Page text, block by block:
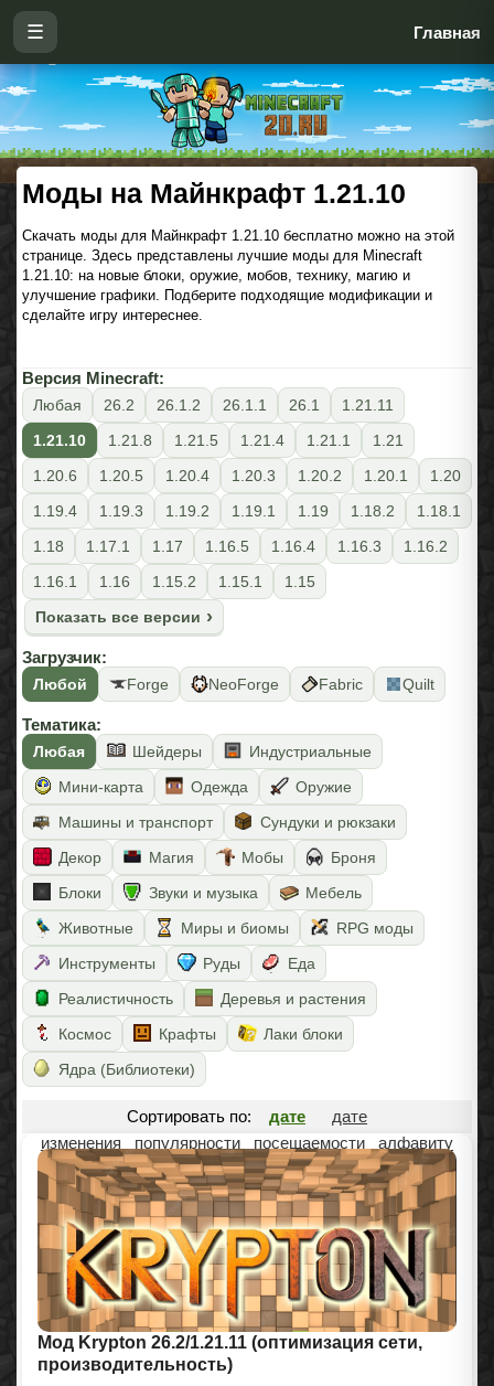
☰ Главная
Моды на Майнкрафт 1.21.10
Скачать моды для Майнкрафт 1.21.10 бесплатно можно на этой
странице. Здесь представлены лучшие моды для Minecraft
1.21.10: на новые блоки, оружие, мобов, технику, магию и
улучшение графики. Подберите подходящие модификации и
сделайте игру интереснее.
Версия Minecraft:
Любая 26.2 26.1.2 26.1.1 26.1
1.21.11
1.21.10
1.21.8 1.21.5 1.21.4 1.21.1
1.21
1.20.6
1.20.5 1.20.4 1.20.3 1.20.2 1.20.1
1.20
1.19.4
1.19.3 1.19.2 1.19.1 1.19 1.18.2
1.18.1
1.18
1.17.1 1.17 1.16.5 1.16.4 1.16.3
1.16.2
1.16.1
1.16 1.15.2 1.15.1
1.15
Показать все версии
Загрузчик:
Любой Forge NeoForge Fabric Quilt
Тематика:
Любая Шейдеры
Индустриальные
Мини-карта
Одежда
Оружие
Машины и транспорт
Сундуки и рюкзаки
Декор
Магия Мобы
Броня
Блоки
Звуки и музыка
Мебель
Животные
Миры и биомы
RPG моды
Инструменты
Руды
Еда
Реалистичность
Деревья и растения
Космос
Крафты
Лаки блоки
Ядра (Библиотеки)
Сортировать по: дате
дате
изменения
популярности посещаемости алфавиту
Мод Krypton 26.2/1.21.11 (оптимизация сети,
производительность)